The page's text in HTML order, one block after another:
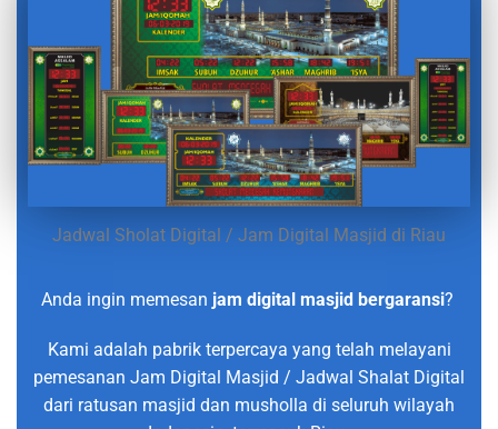
Jadwal Sholat Digital / Jam Digital Masjid di Riau
Anda ingin memesan jam digital masjid bergaransi?
Kami adalah pabrik terpercaya yang telah melayani
pemesanan Jam Digital Masjid / Jadwal Shalat Digital
dari ratusan masjid dan musholla di seluruh wilayah